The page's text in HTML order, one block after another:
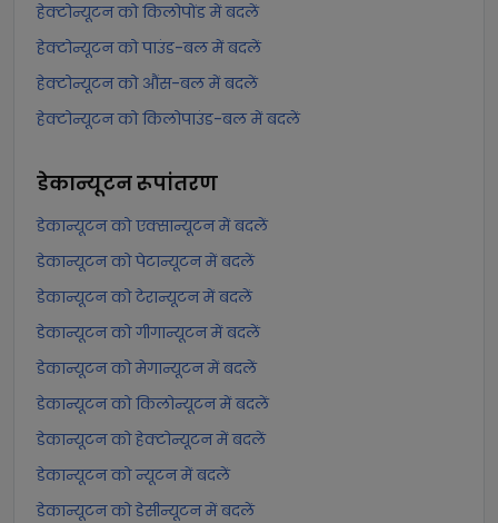
हेक्टोन्यूटन को किलोपोंड में बदलें
हेक्टोन्यूटन को पाउंड-बल में बदलें
हेक्टोन्यूटन को औंस-बल में बदलें
हेक्टोन्यूटन को किलोपाउंड-बल में बदलें
डेकान्यूटनरूपांतरण
डेकान्यूटन को एक्सान्यूटन में बदलें
डेकान्यूटन को पेटान्यूटन में बदलें
डेकान्यूटन को टेरान्यूटन में बदलें
डेकान्यूटन को गीगान्यूटन में बदलें
डेकान्यूटन को मेगान्यूटन में बदलें
डेकान्यूटन को किलोन्यूटन में बदलें
डेकान्यूटन को हेक्टोन्यूटन में बदलें
डेकान्यूटन को न्यूटन में बदलें
डेकान्यूटन को डेसीन्यूटन में बदलें